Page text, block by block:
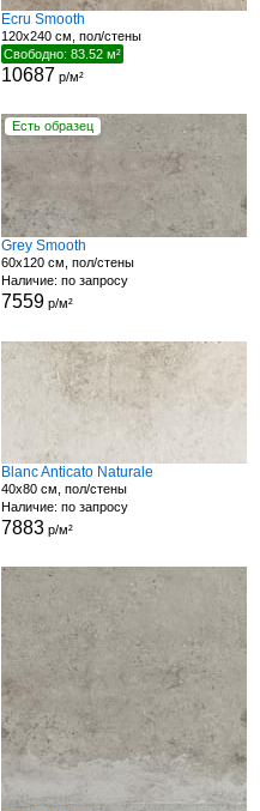
Ecru Smooth
120x240 см, пол/стены
Свободно: 83.52 м²
10687 р/м²
Есть образец
Grey Smooth
60x120 см, пол/стены
Наличие: по запросу
7559 р/м²
Blanc Anticato Naturale
40x80 см, пол/стены
Наличие: по запросу
7883 р/м²